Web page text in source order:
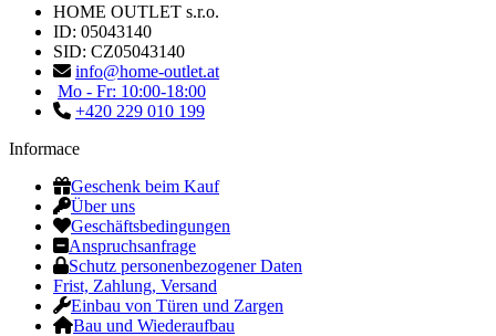
HOME OUTLET s.r.o.
ID: 05043140
SID: CZ05043140
info@home-outlet.at
Mo - Fr: 10:00-18:00
+420 229 010 199
Informace
Geschenk beim Kauf
Über uns
Geschäftsbedingungen
Anspruchsanfrage
Schutz personenbezogener Daten
Frist, Zahlung, Versand
Einbau von Türen und Zargen
Bau und Wiederaufbau